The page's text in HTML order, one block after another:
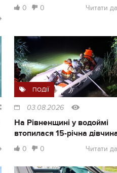
0 0 Читати
ПОДІЇ
03.08.2026
На Рівненщині у водоймі
втопилася 15-річна
0 0 Читати